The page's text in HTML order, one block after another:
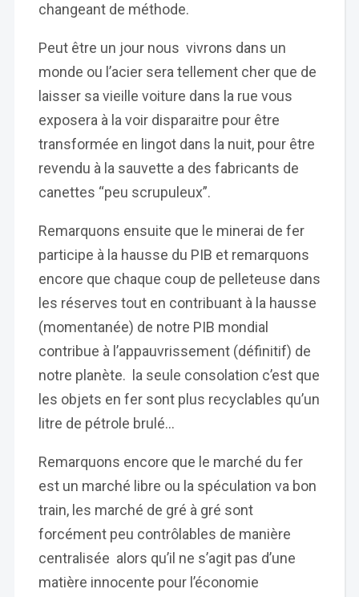
changeant de méthode.
Peut être un jour nous vivrons dans un
monde ou l’acier sera tellement cher que de
laisser sa vieille voiture dans la rue vous
exposera à la voir disparaitre pour être
transformée en lingot dans la nuit, pour être
revendu à la sauvette a des fabricants de
canettes “peu scrupuleux”.
Remarquons ensuite que le minerai de fer
participe à la hausse du PIB et remarquons
encore que chaque coup de pelleteuse dans
les réserves tout en contribuant à la hausse
(momentanée) de notre PIB mondial
contribue à l’appauvrissement (définitif) de
notre planète. la seule consolation c’est que
les objets en fer sont plus recyclables qu’un
litre de pétrole brulé…
Remarquons encore que le marché du fer
est un marché libre ou la spéculation va bon
train, les marché de gré à gré sont
forcément peu contrôlables de manière
centralisée alors qu’il ne s’agit pas d’une
matière innocente pour l’économie